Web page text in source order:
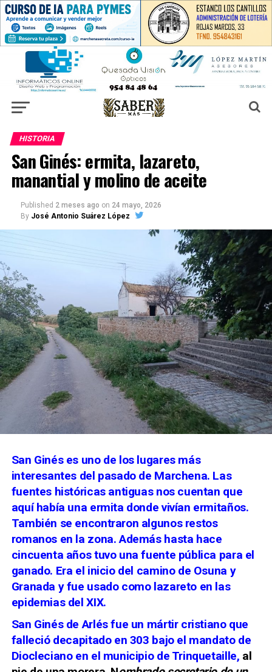
HISTORIA
San Ginés: ermita, lazareto,
manantial y molino de aceite
Published 2 meses ago on 24 mayo, 2026
By José Antonio Suárez López
San Ginés es uno de los lugares más
interesantes del pasado de Marchena. Las
fuentes históricas antiguas nos cuentan que
aquí había una ermita donde vivían ermitaños.
También se encontraron algunos restos
romanos en la zona. Además hasta hace
cincuenta años tuvo una fuente pública para el
ganado. Era el inicio del camino de Osuna y
Granada y fue usado como lazareto en las
epidemias del XIX.
San Ginés de Arlésfue un mártir cristiano que
falleció decapitado en 303 bajo el mandato de
Diocleciano en el municipio de Trinquetaille, al